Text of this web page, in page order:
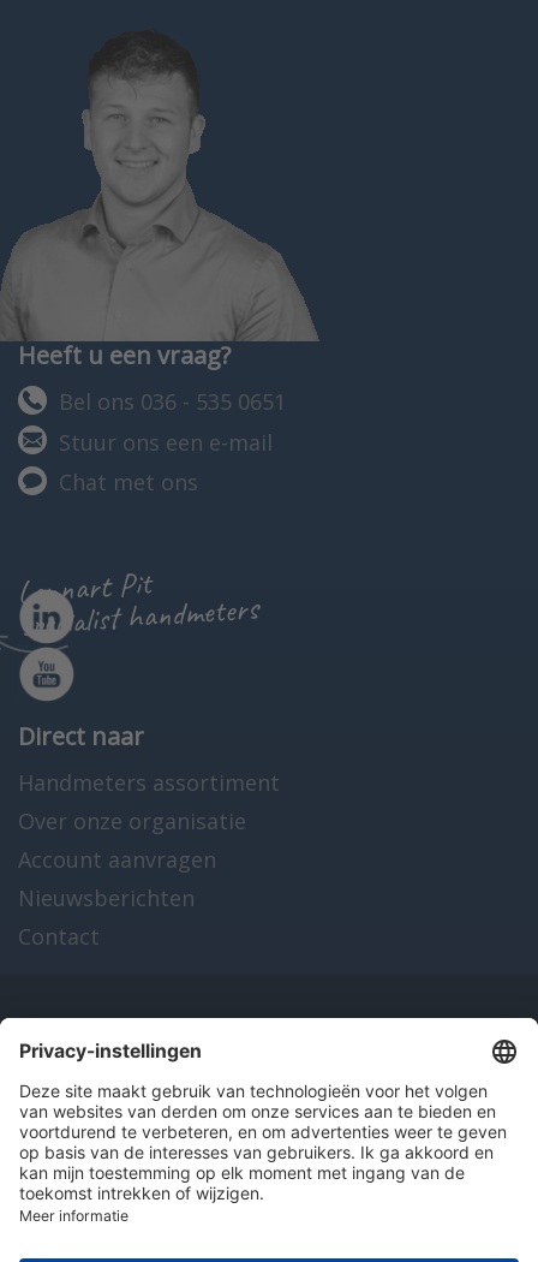
Heeft u een vraag?
Bel ons 036 - 535 0651
Stuur ons een e-mail
Chat met ons
Lennart Pit
specialist handmeters
Direct naar
Handmeters assortiment
Over onze organisatie
Account aanvragen
Nieuwsberichten
Contact
Onze producten
en diensten
Over Hitma
Algemene voorwaarden Disclaimer
Colofon
© 2026 Hitma B.V.